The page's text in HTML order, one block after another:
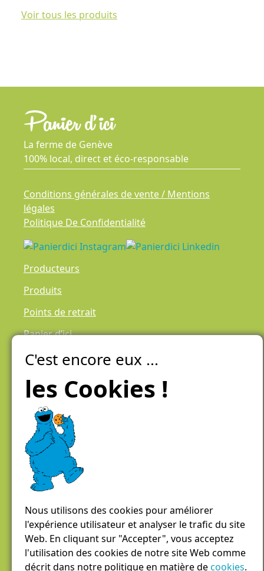
Voir tous les produits
La ferme de Genève
100% local, direct et éco-responsable
Conditions générales de vente / Mentions
légales
Politique De Confidentialité
Producteurs
Produits
Points de retrait
Panier d’ici
Laiteries Réunies Genève
Créer mon compte
Chemin des Aulx 6,
1228 Plan-les-Ouates
Case postale 1055
1211 Genève 26
022 884 81 81
panierdici@lrgg.ch
C'est encore eux ...
les Cookies !
Nous utilisons des cookies pour améliorer
l'expérience utilisateur et analyser le trafic du site
Web. En cliquant sur "Accepter", vous acceptez
l'utilisation des cookies de notre site Web comme
décrit dans notre politique en matière decookies.